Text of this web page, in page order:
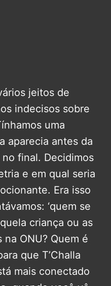
jeitos de
indecisos sobre
uma
aparecia antes da
final. Decidimos
e em qual seria
Era isso
‘quem se
criança ou as
na ONU? Quem é
que T’Challa
mais conectado